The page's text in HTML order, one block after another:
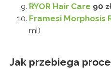
RYOR Hair Care 90
Framesi Morphosis
ml)
Jak przebiega